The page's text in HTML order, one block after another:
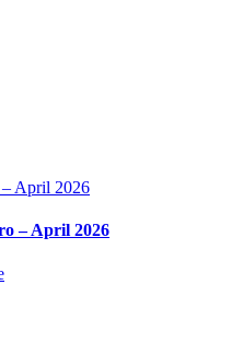
– April 2026
– April 2026